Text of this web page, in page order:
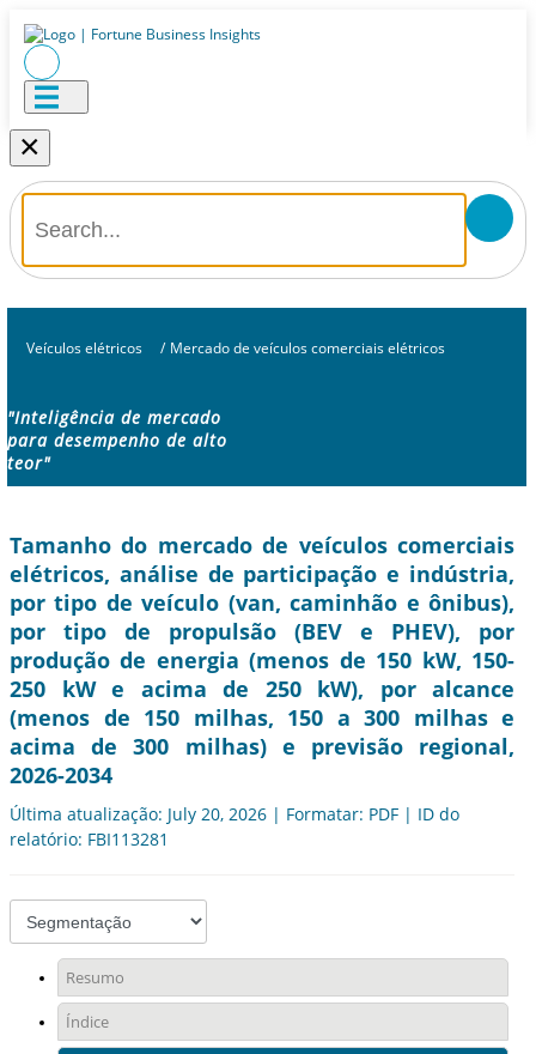
×
Veículos elétricos / Mercado de veículos comerciais elétricos
"Inteligência de mercado
para desempenho de alto
teor"
Tamanho do mercado de veículos comerciais
elétricos, análise de participação e indústria,
por tipo de veículo (van, caminhão e ônibus),
por tipo de propulsão (BEV e PHEV), por
produção de energia (menos de 150 kW, 150-
250 kW e acima de 250 kW), por alcance
(menos de 150 milhas, 150 a 300 milhas e
acima de 300 milhas) e previsão regional,
2026-2034
Última atualização: July 20, 2026 | Formatar: PDF | ID do
relatório: FBI113281
Resumo
Índice